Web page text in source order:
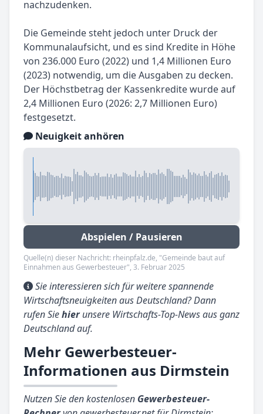
nachzudenken.
Die Gemeinde steht jedoch unter Druck der
Kommunalaufsicht, und es sind Kredite in Höhe
von 236.000 Euro (2022) und 1,4 Millionen Euro
(2023) notwendig, um die Ausgaben zu decken.
Der Höchstbetrag der Kassenkredite wurde auf
2,4 Millionen Euro (2026: 2,7 Millionen Euro)
festgesetzt.
Neuigkeit anhören
Abspielen / Pausieren
Quelle(n) dieser Nachricht: rheinpfalz.de, "Gemeinde baut auf
Einnahmen aus Gewerbesteuer", 3. Februar 2025
Sie interessieren sich für weitere spannende
Wirtschaftsneuigkeiten aus Deutschland? Dann
rufen Siehierunsere Wirtschafts-Top-News aus ganz
Deutschland auf.
Mehr Gewerbesteuer-
Informationen aus Dirmstein
Nutzen Sie den kostenlosen Gewerbesteuer-